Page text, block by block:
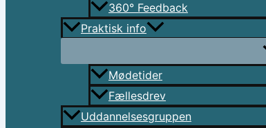
360° Feedback
Praktisk info
Mødetider
Fællesdrev
Uddannelsesgruppen